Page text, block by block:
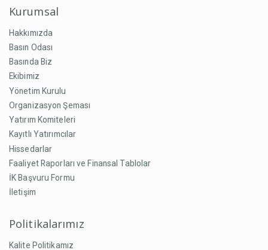
Kurumsal
Hakkımızda
Basın Odası
Basında Biz
Ekibimiz
Yönetim Kurulu
Organizasyon Şeması
Yatırım Komiteleri
Kayıtlı Yatırımcılar
Hissedarlar
Faaliyet Raporları ve Finansal Tablolar
İK Başvuru Formu
İletişim
Politikalarımız
Kalite Politikamız